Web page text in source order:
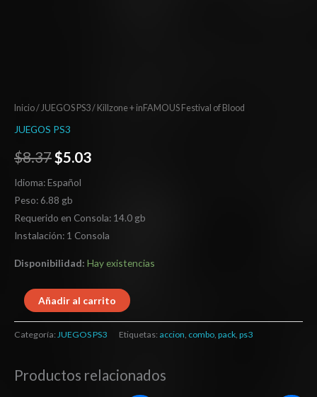
Inicio/ JUEGOS PS3/ Killzone + inFAMOUS Festival of Blood
JUEGOS PS3
$8.37$5.03
Idioma: Español
Peso: 6.88 gb
Requerido en Consola: 14.0 gb
Instalación: 1 Consola
Disponibilidad: Hay existencias
Añadir al carrito
Categoría: JUEGOS PS3 Etiquetas: accion combo pack ps3
Productos relacionados